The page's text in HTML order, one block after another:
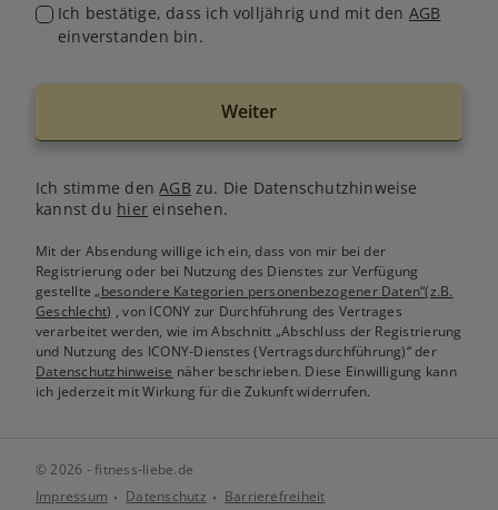
Ich bestätige, dass ich volljährig und mit den AGB
einverstanden bin.
Weiter
Ich stimme denAGB zu. Die Datenschutzhinweise
kannst du hiereinsehen.
Mit der Absendung willige ich ein, dass von mir bei der
Registrierung oder bei Nutzung des Dienstes zur Verfügung
gestellte„besondere Kategorien personenbezogener Daten“(z.B.
Geschlecht) , von ICONY zur Durchführung des Vertrages
verarbeitet werden, wie im Abschnitt „Abschluss der Registrierung
und Nutzung des ICONY-Dienstes (Vertragsdurchführung)“ der
Datenschutzhinweise näher beschrieben. Diese Einwilligung kann
ich jederzeit mit Wirkung für die Zukunft widerrufen.
© 2026 - fitness-liebe.de
Impressum
Datenschutz Barrierefreiheit